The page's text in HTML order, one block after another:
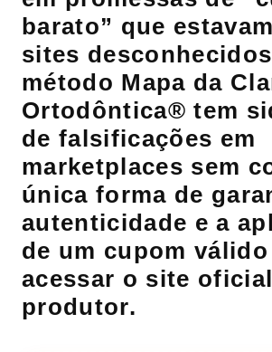
barato” que
sites
método Mapa da
Ortodôntica® tem
de falsificações em
marketplaces sem
única forma de
autenticidade e a
de um cupom válido
acessar o site
produtor.